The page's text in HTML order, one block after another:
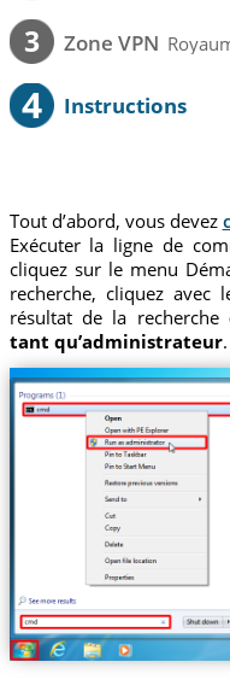
3 Zone VPN
4 Instructions
Tout d’abord, vous devez
Exécuter la ligne de
cliquez sur le menu
recherche, cliquez
résultat de la recherche
tant qu’administrateur.